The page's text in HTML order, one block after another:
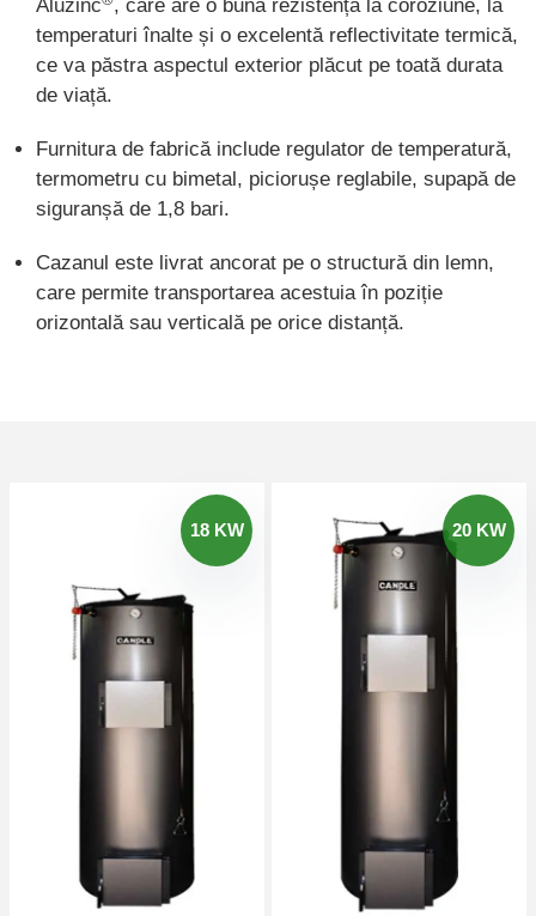
Aluzinc
, care are o bună rezistență la coroziune, la
temperaturi înalte și o excelentă reflectivitate termică,
ce va păstra aspectul exterior plăcut pe toată durata
de viață.
Furnitura de fabrică include regulator de temperatură,
termometru cu bimetal, piciorușe reglabile, supapă de
siguranșă de 1,8 bari.
Cazanul este livrat ancorat pe o structură din lemn,
care permite transportarea acestuia în poziție
orizontală sau verticală pe orice distanță.
18 KW 20 KW